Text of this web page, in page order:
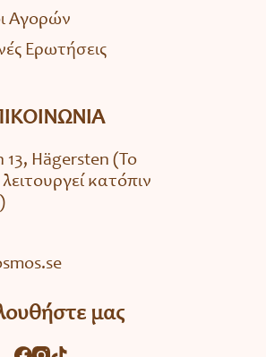
Αγορών
Ερωτήσεις
Hägersten (To
κατόπιν
μας